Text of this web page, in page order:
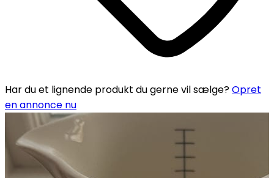
Har du et lignende produkt du gerne vil sælge?Opret
en annonce nu